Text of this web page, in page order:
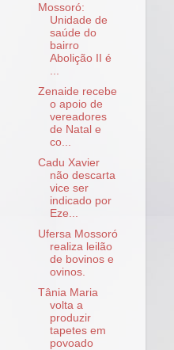
Mossoró:
Unidade de
saúde do
bairro
Abolição II é
Zenaide recebe
o apoio de
vereadores
de Natal e
co...
Cadu Xavier
não descarta
vice ser
indicado por
Eze...
Ufersa Mossoró
realiza leilão
de bovinos e
ovinos.
Tânia Maria
volta a
produzir
tapetes em
povoado